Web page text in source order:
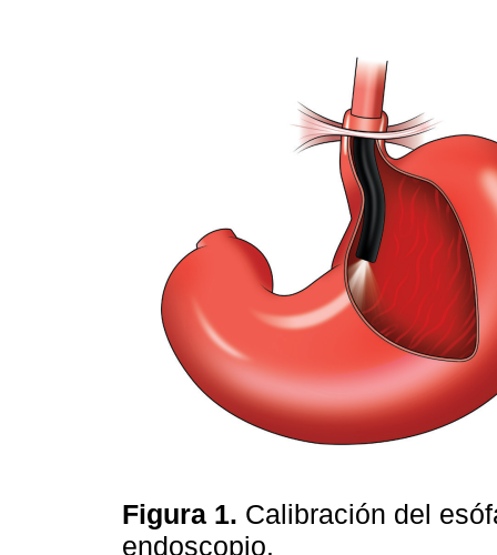
Figura 1. Calibración del
endoscopio.